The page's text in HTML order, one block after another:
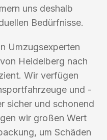
uns deshalb
Bedürfnisse.
Umzugsexperten
Heidelberg nach
Wir verfügen
und -
sicher und schonend
wir großen Wert
um Schäden